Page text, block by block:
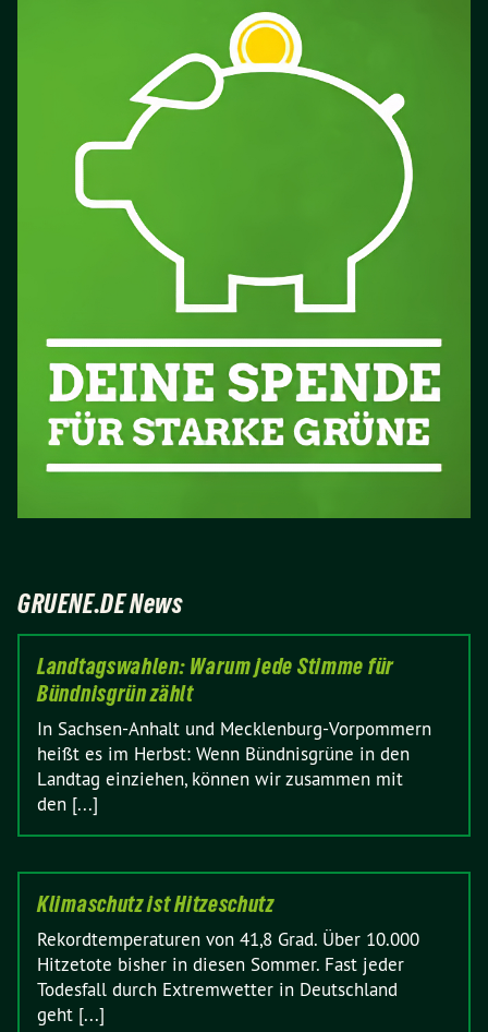
GRUENE.DE News
Landtagswahlen: Warum jede Stimme für
Bündnisgrün zählt
In Sachsen-Anhalt und Mecklenburg-Vorpommern
heißt es im Herbst: Wenn Bündnisgrüne in den
Landtag einziehen, können wir zusammen mit
den [...]
Klimaschutz ist Hitzeschutz
Rekordtemperaturen von 41,8 Grad. Über 10.000
Hitzetote bisher in diesen Sommer. Fast jeder
Todesfall durch Extremwetter in Deutschland
geht [...]